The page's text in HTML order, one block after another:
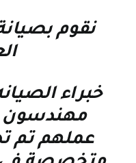
نقوم
خبراء
مهندسون
عملهم تم